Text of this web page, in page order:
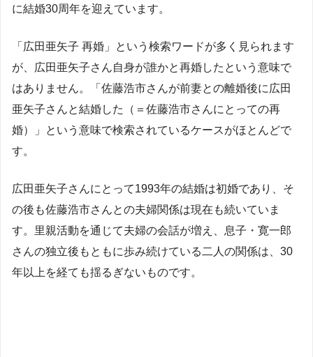
に結婚30周年を迎えています。
「広田亜矢子 再婚」という検索ワードが多く見られます
が、広田亜矢子さん自身が誰かと再婚したという意味で
はありません。「佐藤浩市さんが前妻との離婚後に広田
亜矢子さんと結婚した（＝佐藤浩市さんにとっての再
婚）」という意味で検索されているケースがほとんどで
す。
広田亜矢子さんにとって1993年の結婚は初婚であり、そ
の後も佐藤浩市さんとの夫婦関係は現在も続いていま
す。里親活動を通じて夫婦の会話が増え、息子・寛一郎
さんの独立後もともに歩み続けている二人の関係は、30
年以上を経ても揺るぎないものです。